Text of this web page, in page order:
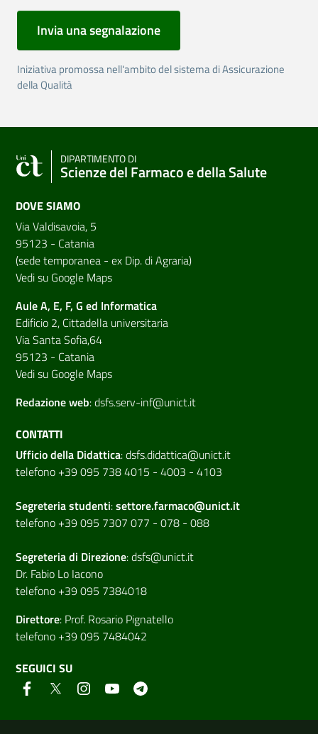
Invia una segnalazione
Iniziativa promossa nell'ambito del sistema di Assicurazione
della Qualità
DIPARTIMENTO DI
Scienze del Farmaco e della Salute
DOVE SIAMO
Via Valdisavoia, 5
95123 - Catania
(sede temporanea - ex Dip. di Agraria)
Vedi su Google Maps
Aule A, E, F, G ed Informatica
Edificio 2, Cittadella universitaria
Via Santa Sofia,64
95123 - Catania
Vedi su Google Maps
Redazione web:dsfs.serv-inf@unict.it
CONTATTI
Ufficio della Didattica:dsfs.didattica@unict.it
telefono +39 095 738 4015 - 4003 - 4103
Segreteria studenti:settore.farmaco@unict.it
telefono +39 095 7307 077 - 078 - 088
Segreteria di Direzione:dsfs@unict.it
Dr. Fabio Lo Iacono
telefono +39 095 7384018
Direttore: Prof. Rosario Pignatello
telefono +39 095 7484042
SEGUICI SU